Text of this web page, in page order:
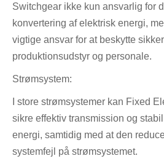
Switchgear ikke kun ansvarlig for
konvertering af elektrisk energi,
vigtige ansvar for at beskytte
produktionsudstyr og personale.
Strømsystem:
I store strømsystemer kan Fixed
sikre effektiv transmission og
energi, samtidig med at den
systemfejl på strømsystemet.